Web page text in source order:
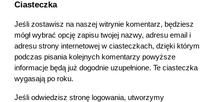
Ciasteczka
Jeśli zostawisz na naszej witrynie komentarz, będziesz
mógł wybrać opcję zapisu twojej nazwy, adresu email i
adresu strony internetowej w ciasteczkach, dzięki którym
podczas pisania kolejnych komentarzy powyższe
informacje będą już dogodnie uzupełnione. Te ciasteczka
wygasają po roku.
Jeśli odwiedzisz stronę logowania, utworzymy